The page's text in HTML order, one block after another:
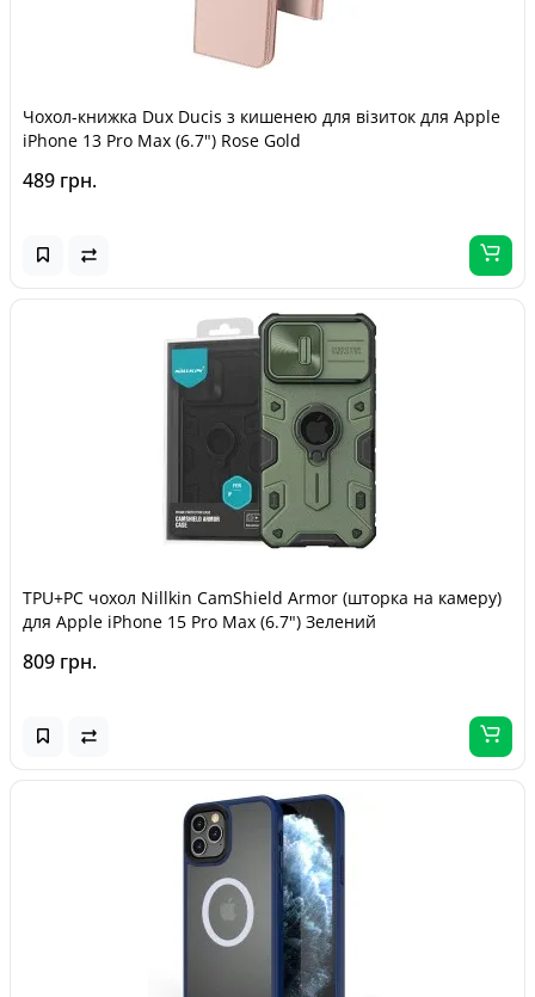
Чохол-книжка Dux Ducis з кишенею для візиток для Apple
iPhone 13 Pro Max (6.7") Rose Gold
489 грн.
TPU+PC чохол Nillkin CamShield Armor (шторка на камеру)
для Apple iPhone 15 Pro Max (6.7") Зелений
809 грн.